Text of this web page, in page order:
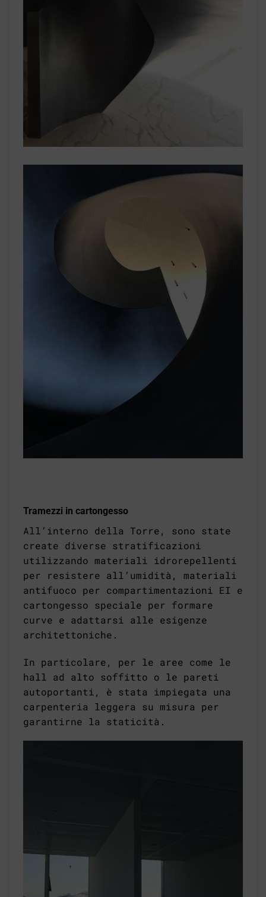
Tramezzi in cartongesso
All’interno della Torre, sono state
create diverse stratificazioni
utilizzando materiali idrorepellenti
per resistere all’umidità, materiali
antifuoco per compartimentazioni EI e
cartongesso speciale per formare
curve e adattarsi alle esigenze
architettoniche.
In particolare, per le aree come le
hall ad alto soffitto o le pareti
autoportanti, è stata impiegata una
carpenteria leggera su misura per
garantirne la staticità.